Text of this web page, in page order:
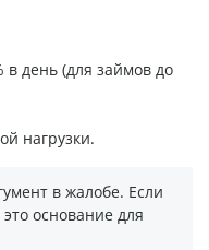
день (для займов до
нагрузки.
в жалобе. Если
основание для